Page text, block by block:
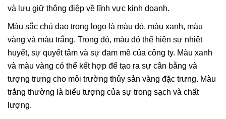
và lưu giữ thông điệp về lĩnh vực kinh doanh.
Màu sắc chủ đạo trong logo là màu đỏ, màu xanh, màu
vàng và màu trắng. Trong đó, màu đỏ thể hiện sự nhiệt
huyết, sự quyết tâm và sự đam mê của công ty. Màu xanh
và màu vàng có thể kết hợp để tạo ra sự cân bằng và
tượng trưng cho môi trường thủy sản vàng đặc trưng. Màu
trắng thường là biểu tượng của sự trong sạch và chất
lượng.